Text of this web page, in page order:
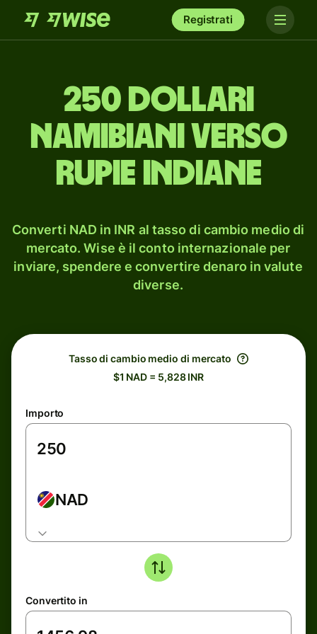
Registrati
250 dollari
namibiani verso
rupie indiane
Converti NAD in INR al tasso di cambio medio di
mercato. Wise è il conto internazionale per
inviare, spendere e convertire denaro in valute
diverse.
Tasso di cambio medio di mercato
$1 NAD = 5,828 INR
Importo
NAD
Convertito in